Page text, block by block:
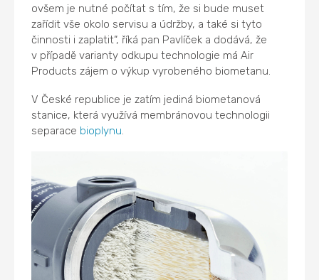
ovšem je nutné počítat s tím, že si bude muset
zařídit vše okolo servisu a údržby, a také si tyto
činnosti i zaplatit“, říká pan Pavlíček a dodává, že
v případě varianty odkupu technologie má Air
Products zájem o výkup vyrobeného biometanu.
V České republice je zatím jediná biometanová
stanice, která využívá membránovou technologii
separace bioplynu.